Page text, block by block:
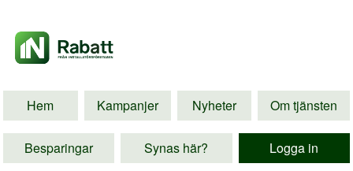
Hem Kampanjer Nyheter Om tjänsten
Besparingar Synas här? Logga in